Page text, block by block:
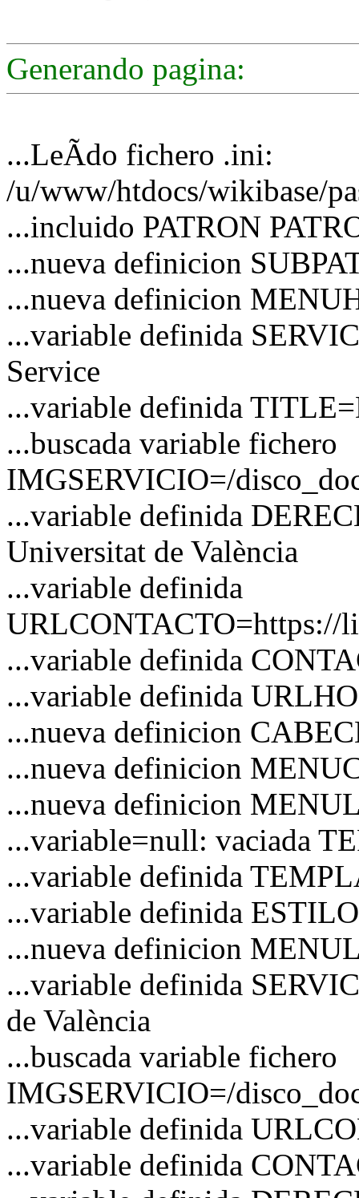
Generando pagina:
...LeÃ­do fichero .ini:
/u/www/htdocs/wikibase/
...incluido PATRON
...nueva definicion
...nueva definicion
...variable definida
Service
...variable definida
...buscada variable fichero
IMGSERVICIO=/
...variable definida
Universitat de València
...variable definida
URLCONTACTO=https://
...variable definida
...variable definida
...nueva definicion
...nueva definicion
...nueva definicion
...variable=null: vaciada
...variable definida
...variable definida
...nueva definicion
...variable definida
de València
...buscada variable fichero
IMGSERVICIO=/
...variable definida
...variable definida